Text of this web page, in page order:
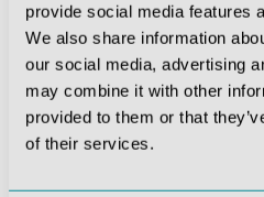
provide social media features
We also share information
our social media, advertising
may combine it with other
provided to them or that
of their services.
Wundmoulagen - Set Standard
334,39 €*